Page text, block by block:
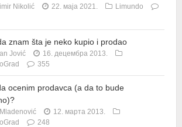
Nikolić 22. маја 2021.
Limundo
znam šta je neko kupio i prodao
Jović
16. децембра 2013.
355
ocenim prodavca (a da to bude
12. марта 2013.
248